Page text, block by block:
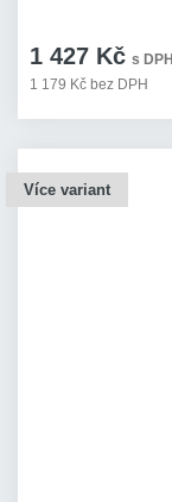
1 427 Kč s DPH
1 179 Kč bez DPH
Více variant